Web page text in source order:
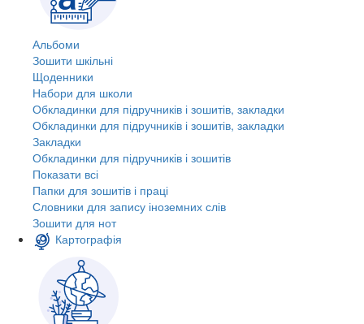
Альбоми
Зошити шкільні
Щоденники
Набори для школи
Обкладинки для підручників і зошитів, закладки
Обкладинки для підручників і зошитів, закладки
Закладки
Обкладинки для підручників і зошитів
Показати всі
Папки для зошитів і праці
Словники для запису іноземних слів
Зошити для нот
Картографія